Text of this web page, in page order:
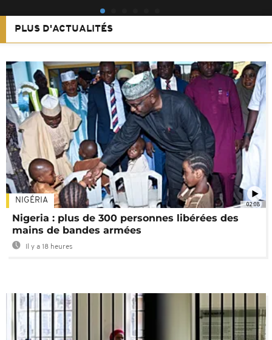
PLUS D'ACTUALITÉS
02:08
NIGÉRIA
Nigeria : plus de 300 personnes libérées des
mains de bandes armées
Il y a 18 heures